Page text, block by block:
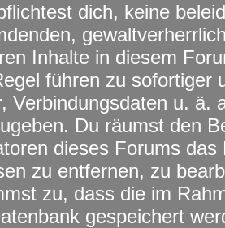
dich, keine
Inhalte in diesem
führen zu sofortiger
Verbindungsdaten u. ä.
Du räumst den
dieses Forums
zu entfernen, zu
zu, dass die im
gespeichert